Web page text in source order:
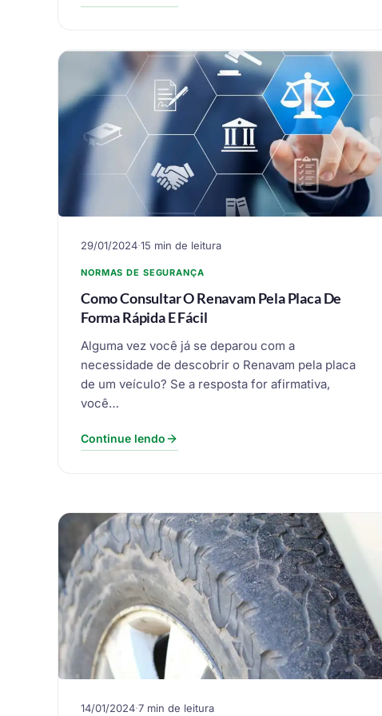
29/01/2024·15 min de leitura
NORMAS DE SEGURANÇA
Como Consultar O Renavam Pela Placa De
Forma Rápida E Fácil
Alguma vez você já se deparou com a
necessidade de descobrir o Renavam pela placa
de um veículo? Se a resposta for afirmativa,
você…
Continue lendo
14/01/2024·7 min de leitura